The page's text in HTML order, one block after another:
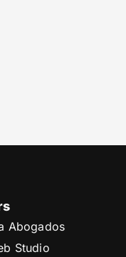
Abogados
Studio